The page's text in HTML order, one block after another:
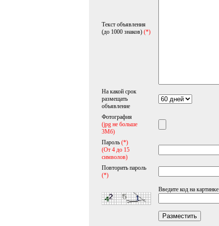
Текст объявления
(до 1000 знаков) (*)
На какой срок
размещать
объявление
Фотография
(jpg не больше
3Мб)
Пароль (*)
(От 4 до 15
символов)
Повторить пароль
(*)
Введите код на картинке